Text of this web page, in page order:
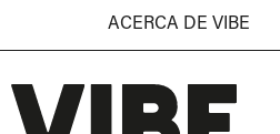
ACERCA DE VIBE